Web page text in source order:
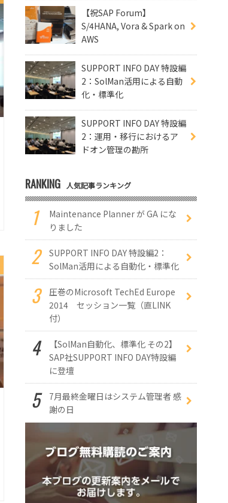
【祝SAP Forum】
S/4HANA, Vora & Spark on
AWS
SUPPORT INFO DAY 特設編
2：SolMan活用による自動
化・標準化
SUPPORT INFO DAY 特設編
2：運用・移行におけるア
ドオン管理の勘所
RANKING 人気記事ランキング
Maintenance Planner が GA にな
りました
SUPPORT INFO DAY 特設編2：
SolMan活用による自動化・標準化
圧巻のMicrosoft TechEd Europe
2014 セッション一覧（直LINK
付）
【SolMan自動化、標準化 その2】
SAP社SUPPORT INFO DAY特設編
に登壇
7月最終金曜日はシステム管理者 感
謝の日